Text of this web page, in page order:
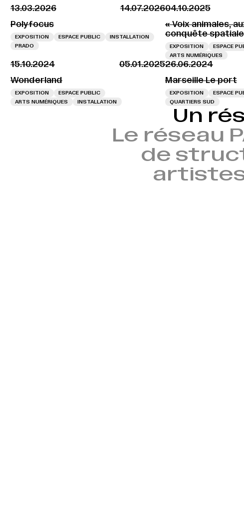
13.03.2026
14.07.2026
Polyfocus
EXPOSITION ESPACE PUBLIC
INSTALLATION
PRADO
04.10.2025
« Voix animales,
conquête
EXPOSITION
ESPACE
ARTS NUMÉRIQUES
15.10.2024
05.01.2025
Wonderland
EXPOSITION
ESPACE PUBLIC
ARTS NUMÉRIQUES
INSTALLATION
26.06.2024
Marseille Le port
EXPOSITION ESPACE
QUARTIERS SUD
Un
Le réseau
de
artistes